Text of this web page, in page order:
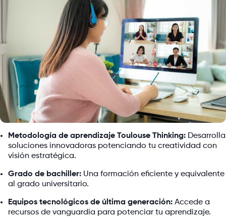
Metodología de aprendizaje Toulouse Thinking: Desarrolla
soluciones innovadoras potenciando tu creatividad con
visión estratégica.
Grado de bachiller: Una formación eficiente y equivalente
al grado universitario.
Equipos tecnológicos de última generación: Accede a
recursos de vanguardia para potenciar tu aprendizaje.